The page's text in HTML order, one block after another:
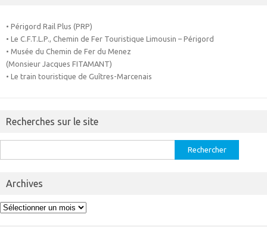
• Périgord Rail Plus (PRP)
• Le C.F.T.L.P., Chemin de Fer Touristique Limousin – Périgord
• Musée du Chemin de Fer du Menez
(Monsieur Jacques FITAMANT)
• Le train touristique de Guîtres-Marcenais
Recherches sur le site
Archives
Archives